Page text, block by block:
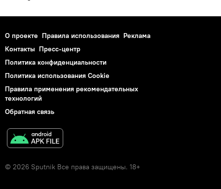
О проекте Правила использования Реклама
Контакты Пресс-центр
Политика конфиденциальности
Политика использования Cookie
Правила применения рекомендательных
технологий
Обратная связь
© 2026 Sputnik Все права защищены. 18+